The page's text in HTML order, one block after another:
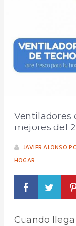
Ventiladores
mejores del
JAVIER ALONSO
HOGAR
Cuando